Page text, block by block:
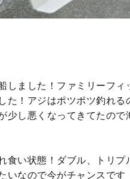
しました！ファミリーフ
た！アジはポツポツ釣れる
少し悪くなってきてたので
食い状態！ダブル、トリプ
いなので今がチャンスです